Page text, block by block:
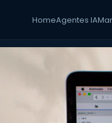
HomeAgentes IA